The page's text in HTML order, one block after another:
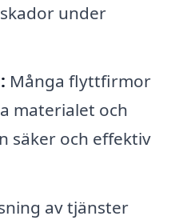
under
Många flyttfirmor
materialet och
säker och effektiv
av tjänster